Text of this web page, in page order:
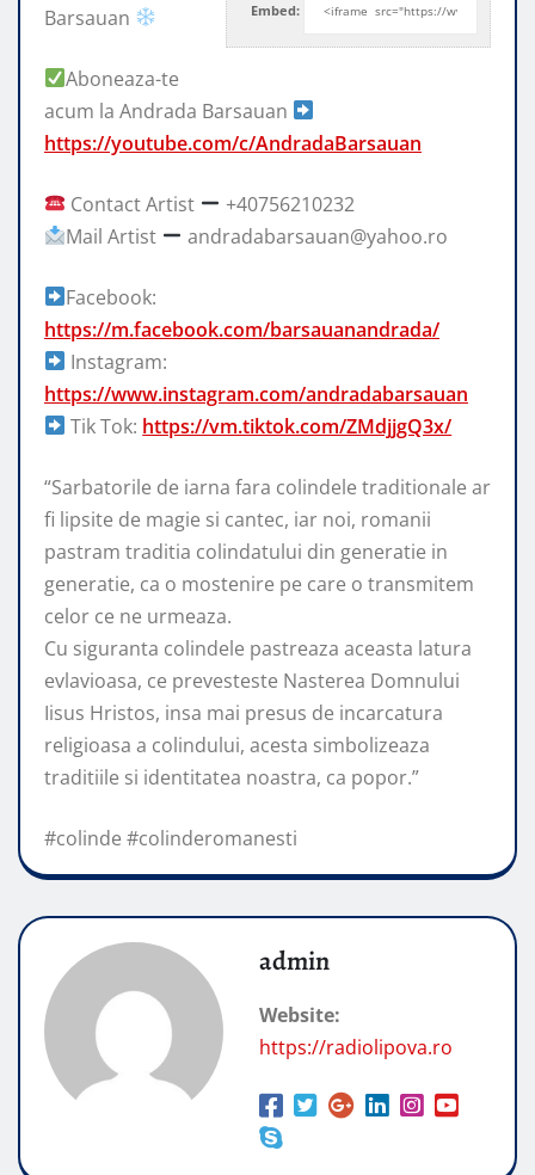
Embed:
Barsauan
Aboneaza-te
acum la Andrada Barsauan
https://youtube.com/c/AndradaBarsauan
Contact Artist
+40756210232
Mail Artist
andradabarsauan@yahoo.ro
Facebook:
https://m.facebook.com/barsauanandrada/
Instagram:
https://www.instagram.com/andradabarsauan
Tik Tok: https://vm.tiktok.com/ZMdjjgQ3x/
“Sarbatorile de iarna fara colindele traditionale ar
fi lipsite de magie si cantec, iar noi, romanii
pastram traditia colindatului din generatie in
generatie, ca o mostenire pe care o transmitem
celor ce ne urmeaza.
Cu siguranta colindele pastreaza aceasta latura
evlavioasa, ce prevesteste Nasterea Domnului
Iisus Hristos, insa mai presus de incarcatura
religioasa a colindului, acesta simbolizeaza
traditiile si identitatea noastra, ca popor.”
#colinde #colinderomanesti
admin
Website:
https://radiolipova.ro